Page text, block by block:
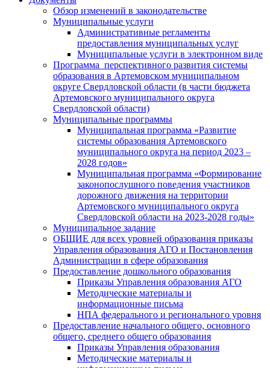
Обзор изменений в законодательстве
Муниципальные услуги
Административные регламенты
предоставления муниципальных услуг
Муниципальные услуги в электронном виде
Программа перспективного развития системы
образования в Артемовском муниципальном
округе Свердловской области (в части бюджета
Артемовского муниципального округа
Свердловской области)
Муниципальные программы
Муниципальная программа «Развитие
системы образования Артемовского
муниципального округа на период 2023 –
2028 годов»
Муниципальная программа «Формирование
законопослушного поведения участников
дорожного движения на территории
Артемовского муниципального округа
Свердловской области на 2023-2028 годы»
Муниципальное задание
ОБЩИЕ для всех уровней образования приказы
Управления образования АГО и Постановления
Администрации в сфере образования
Предоставление дошкольного образования
Приказы Управления образования АГО
Методические материалы и
информационные письма
НПА федерального и регионального уровня
Предоставление начального общего, основного
общего, среднего общего образования
Приказы Управления образования
Методические материалы и